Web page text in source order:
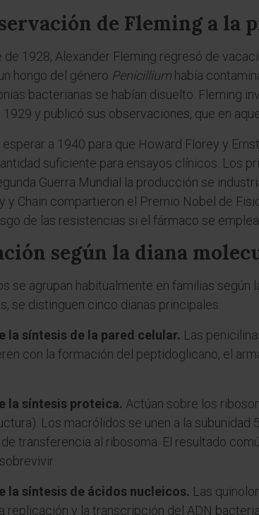
de Fleming a
de 1928, Alexander Fleming regresó de
hongo del género Penicillium había
bacterianas se habían disuelto. Fleming
1929 y publicó sus observaciones, que en
a 1940 para que Howard Florey y
suficiente para ensayos clínicos. Los
Guerra Mundial la producción se
y Chain compartieron el Premio Nobel de
de las resistencias si el fármaco se
según la diana
se agrupan habitualmente en familias
se distinguen cinco dianas principales.
la síntesis de la pared celular. Las
con la formación del peptidoglicano, el
la síntesis proteica. Actúan sobre los
Los macrólidos se unen a la
de transferencia al ribosoma. El resultado
la síntesis de ácidos nucleicos. Las
replicación y la transcripción del ADN